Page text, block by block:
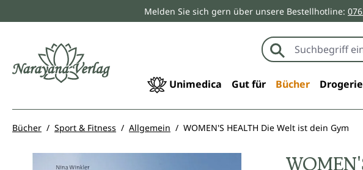
Zur Hauptnavigation springenMelden Sie sich gern über unsere Bestellhotline:
Unimedica Gut für Bücher
Bücher Sport & Fitness Allgemein WOMEN'S HEALTH Die Welt ist dein Gym